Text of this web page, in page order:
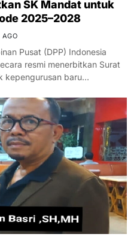
SK Mandat untuk
2025–2028
AGO
Pusat (DPP) Indonesia
resmi menerbitkan Surat
kepengurusan baru…